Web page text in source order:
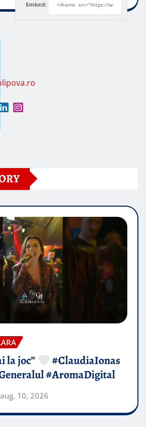
Embed:
la joc”
#ClaudiaIonas
#AromaDigital
aug. 10, 2026